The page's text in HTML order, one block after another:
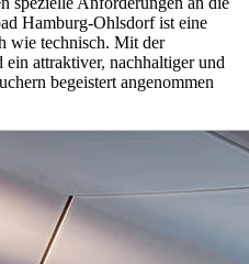
Hamburg-Ohlsdorf ist eine
wie technisch. Mit der
attraktiver, nachhaltiger und
begeistert angenommen